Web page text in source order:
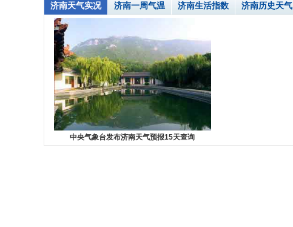
济南天气实况 济南一周气温 济南生活指数 济南历史天气
中央气象台发布济南天气预报15天查询